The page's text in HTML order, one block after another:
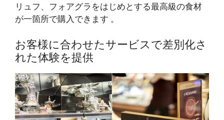
リュフ、フォアグラをはじめとする最高級の食材
が一箇所で購入できます 。
お客様に合わせたサービスで差別化さ
れた体験を提供